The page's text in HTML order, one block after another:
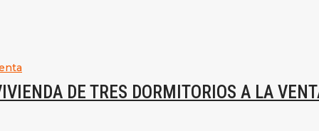
DE TRES DORMITORIOS A LA